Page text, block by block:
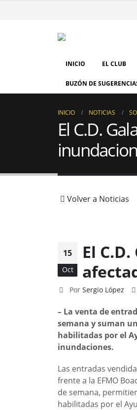
INICIO EL CLUB
BUZÓN DE
INICIO NOTICIAS
El C.D.
Volver a Noticias
15
Oct
El
Por Sergio López
– La venta de
semana y suman
habilitadas por el
inundaciones.
Las entradas
frente a la EFMO
de semana,
habilitadas por el